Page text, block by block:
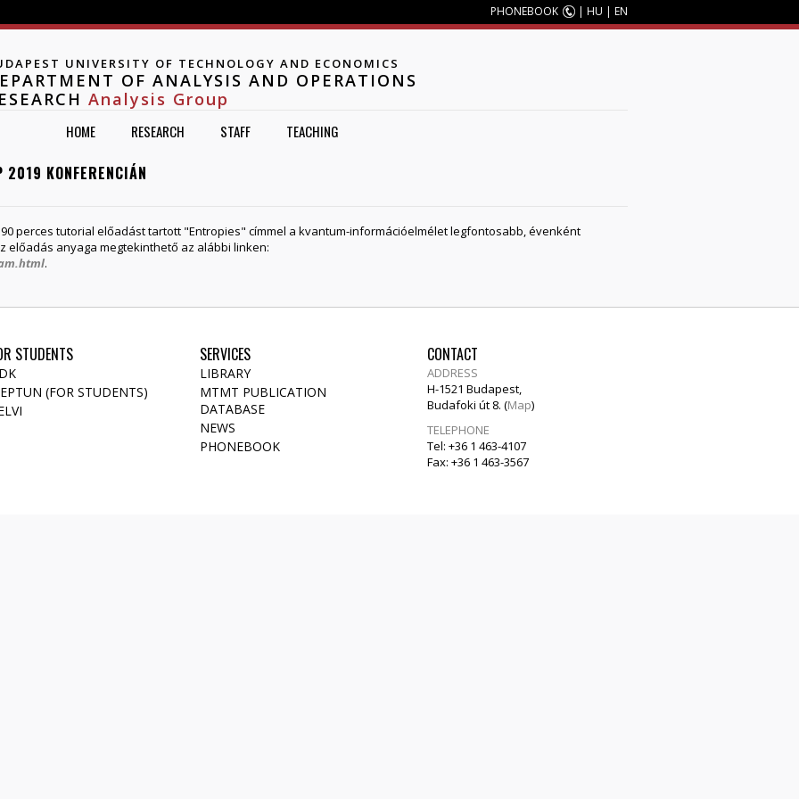
PHONEBOOK | HU | EN
UNIVERSITY OF TECHNOLOGY AND ECONOMICS
OF ANALYSIS AND OPERATIONS
Analysis Group
HOME RESEARCH STAFF TEACHING
KONFERENCIÁN
perces tutorial előadást tartott "Entropies" címmel a kvantum-információelmélet legfontosabb, évenként
előadás anyaga megtekinthető az alábbi linken:
.
STUDENTS
(FOR STUDENTS)
SERVICES
LIBRARY
MTMT PUBLICATION
DATABASE
NEWS
PHONEBOOK
CONTACT
ADDRESS
H-1521 Budapest,
Budafoki út 8. (Map)
TELEPHONE
Tel: +36 1 463-4107
Fax: +36 1 463-3567